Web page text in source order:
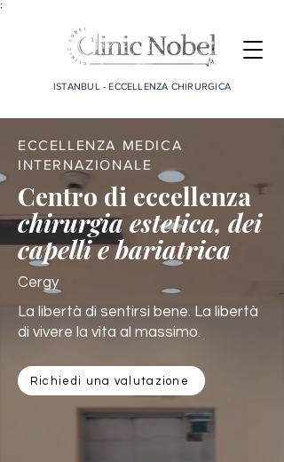
;
ISTANBUL - ECCELLENZA CHIRURGICA
ECCELLENZA MEDICA
INTERNAZIONALE
Centro di eccellenza
chirurgia estetica, dei
capelli e bariatrica
Cergy
La libertà di sentirsi bene. La libertà
di vivere la vita al massimo.
Richiedi una valutazione